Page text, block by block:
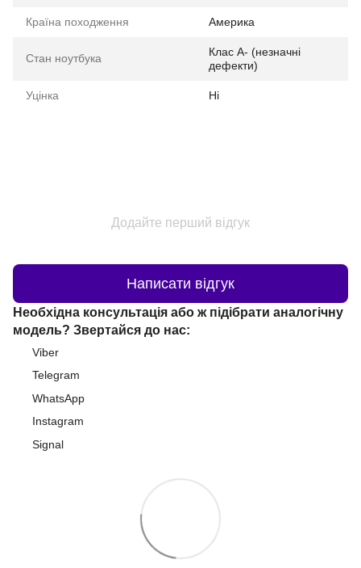
Країна походження Америка
Стан ноутбука
Клас A- (незначні
дефекти)
Уцінка Ні
Додайте перший відгук
Написати відгук
Необхідна консультація або ж підібрати аналогічну
модель? Звертайся до нас:
Viber
Telegram
WhatsApp
Instagram
Signal